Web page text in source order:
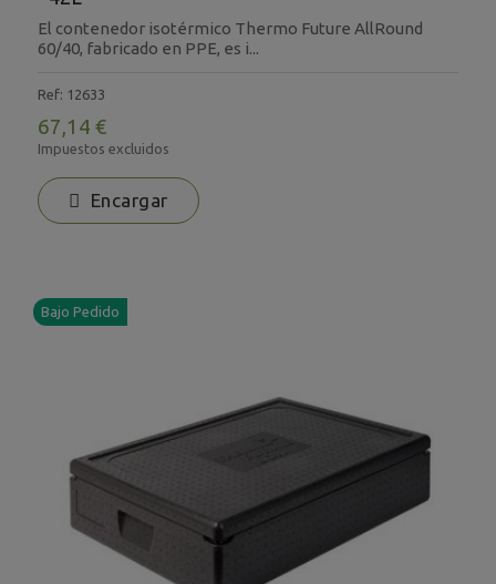
El contenedor isotérmico Thermo Future AllRound
60/40, fabricado en PPE, es i...
Ref: 12633
67,14 €
Impuestos excluidos
Encargar
Bajo Pedido